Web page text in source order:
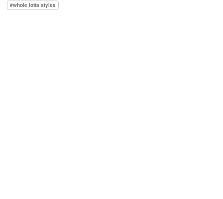
whole lotta styles